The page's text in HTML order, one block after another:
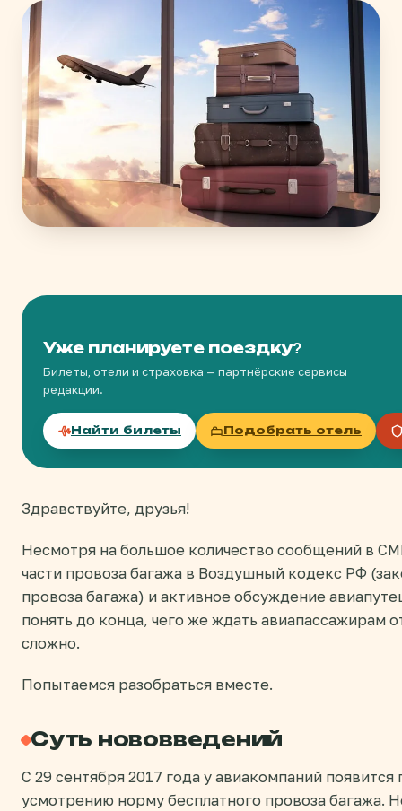
Уже планируете поездку?
Билеты, отели и страховка — партнёрские сервисы
редакции.
Найти билеты Подобрать отель
Здравствуйте, друзья!
Несмотря на большое количество сообщений в
части провоза багажа в Воздушный кодекс РФ
провоза багажа) и активное обсуждение
понять до конца, чего же ждать авиапассажирам
сложно.
Попытаемся разобраться вместе.
Суть нововведений
С 29 сентября 2017 года у авиакомпаний
усмотрению норму бесплатного провоза багажа.